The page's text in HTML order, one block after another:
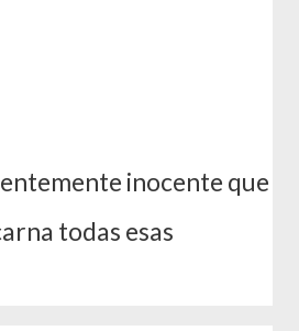
inocente que
todas esas